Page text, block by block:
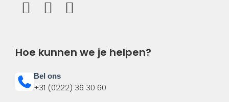
Hoe kunnen we je helpen?
Bel ons
+31 (0222) 36 30 60